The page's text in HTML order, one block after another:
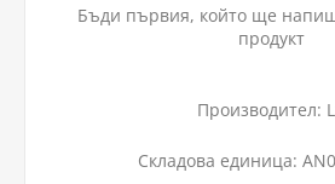
Бъди първия, който ще
продукт
Производител:
Складова единица: